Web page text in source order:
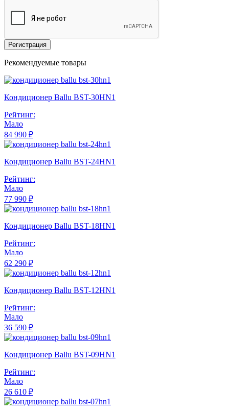
Регистрация
Рекомендуемые товары
Кондиционер Ballu BST-30HN1
Рейтинг:
Мало
84 990 ₽
Кондиционер Ballu BST-24HN1
Рейтинг:
Мало
77 990 ₽
Кондиционер Ballu BST-18HN1
Рейтинг:
Мало
62 290 ₽
Кондиционер Ballu BST-12HN1
Рейтинг:
Мало
36 590 ₽
Кондиционер Ballu BST-09HN1
Рейтинг:
Мало
26 610 ₽